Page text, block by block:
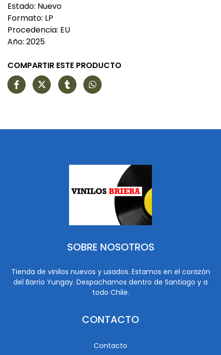
Estado: Nuevo
Formato: LP
Procedencia: EU
Año: 2025
COMPARTIR ESTE PRODUCTO
SOBRE NOSOTROS
Tienda de vinilos nuevos y usados. Estamos en el corazón
del Barrio Yungay. Despachamos dentro de Santiago y a
todo Chile.
CONTACTO
Contacto